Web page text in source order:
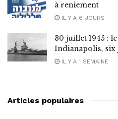
à reniement
IL Y A 6 JOURS
30 juillet 1945 :
Indianapolis,
IL Y A 1 SEMAINE
Articles populaires